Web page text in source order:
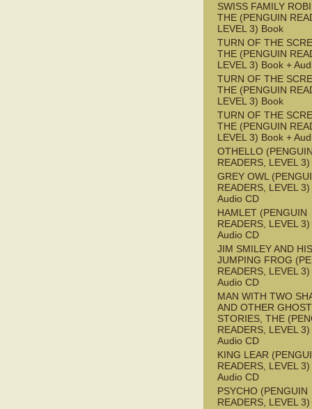
SWISS FAMILY
THE (PENGUIN
LEVEL 3) Book
TURN OF THE
THE (PENGUIN
LEVEL 3) Book +
TURN OF THE
THE (PENGUIN
LEVEL 3) Book
TURN OF THE
THE (PENGUIN
LEVEL 3) Book +
OTHELLO
READERS, LEVEL
GREY OWL
READERS, LEVEL
Audio CD
HAMLET (PENGUIN
READERS, LEVEL
Audio CD
JIM SMILEY AND HIS
JUMPING FROG
READERS, LEVEL
Audio CD
MAN WITH TWO
AND OTHER GHOST
STORIES, THE
READERS, LEVEL
Audio CD
KING LEAR
READERS, LEVEL
Audio CD
PSYCHO (PENGUIN
READERS, LEVEL